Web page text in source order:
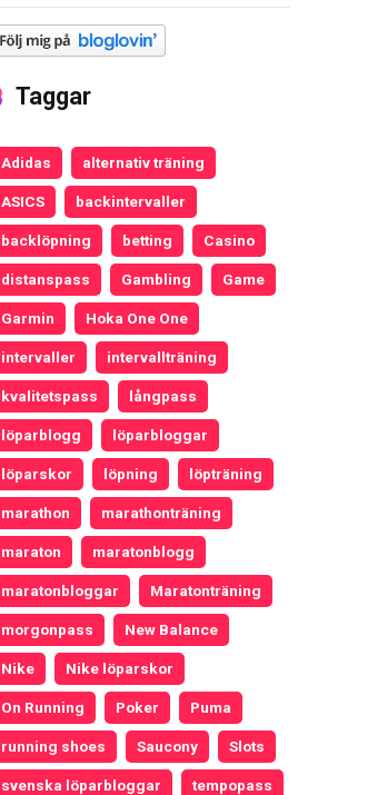
Taggar
Adidas alternativ träning
ASICS backintervaller
backlöpning betting Casino
distanspass Gambling Game
Garmin Hoka One One
intervaller intervallträning
kvalitetspass långpass
löparblogg löparbloggar
löparskor löpning löpträning
marathon marathonträning
maraton maratonblogg
maratonbloggar Maratonträning
morgonpass New Balance
Nike Nike löparskor
On Running Poker Puma
running shoes Saucony Slots
svenska löparbloggar tempopass